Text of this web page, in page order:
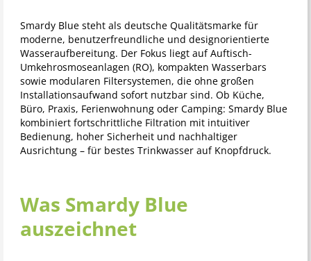
Smardy Blue steht als deutsche Qualitätsmarke für
moderne, benutzerfreundliche und designorientierte
Wasseraufbereitung. Der Fokus liegt auf Auftisch-
Umkehrosmoseanlagen (RO), kompakten Wasserbars
sowie modularen Filtersystemen, die ohne großen
Installationsaufwand sofort nutzbar sind. Ob Küche,
Büro, Praxis, Ferienwohnung oder Camping: Smardy Blue
kombiniert fortschrittliche Filtration mit intuitiver
Bedienung, hoher Sicherheit und nachhaltiger
Ausrichtung – für bestes Trinkwasser auf Knopfdruck.
Was Smardy Blue
auszeichnet